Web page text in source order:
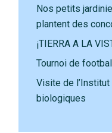
Nos petits
plantent des
¡TIERRA A LA
Tournoi de
Visite de
biologiques